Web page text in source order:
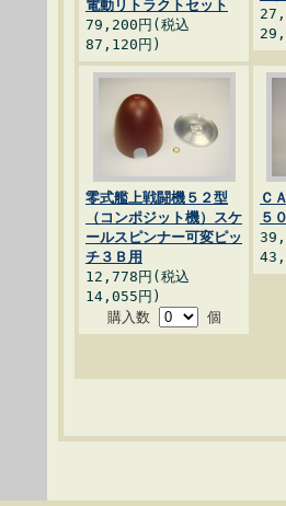
電動リトラクトセット
79,200円(税込
87,120円)
零式艦上戦闘機５２型
（コンポジット機）スケ
ールスピンナー可変ピッ
チ３Ｂ用
12,778円(税込
14,055円)
購入数
個
Ｃ
５